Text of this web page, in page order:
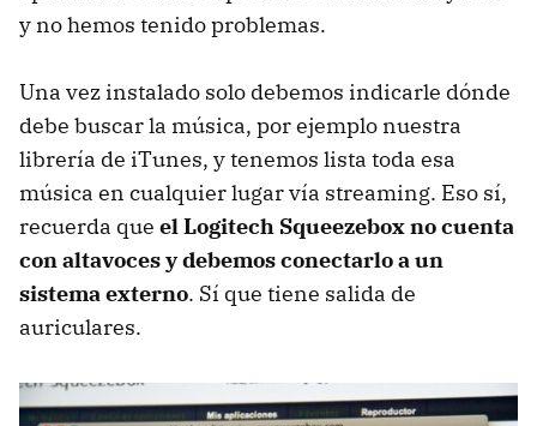
y no hemos tenido problemas.
Una vez instalado solo debemos indicarle dónde
debe buscar la música, por ejemplo nuestra
librería de iTunes, y tenemos lista toda esa
música en cualquier lugar vía streaming. Eso sí,
recuerda que el Logitech Squeezebox no cuenta
con altavoces y debemos conectarlo a un
sistema externo. Sí que tiene salida de
auriculares.